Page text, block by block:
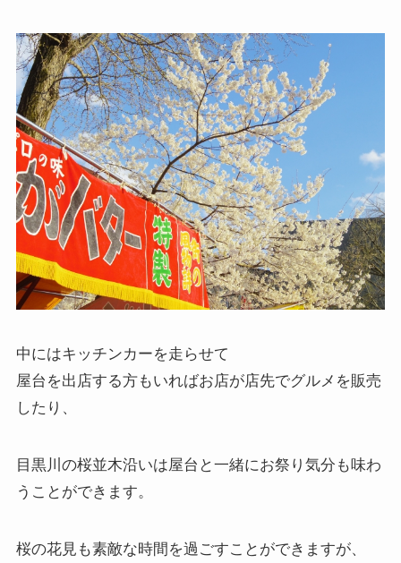
中にはキッチンカーを走らせて
屋台を出店する方もいればお店が店先でグルメを販売
したり、
目黒川の桜並木沿いは屋台と一緒にお祭り気分も味わ
うことができます。
桜の花見も素敵な時間を過ごすことができますが、